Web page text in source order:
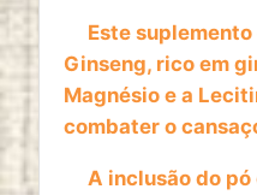
Este suplemento
Ginseng, rico em
Magnésio e a
combater o
A inclusão do pó
Google Analytics
Name: